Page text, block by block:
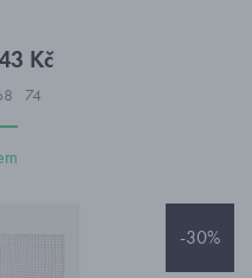
Kč
74
-30%